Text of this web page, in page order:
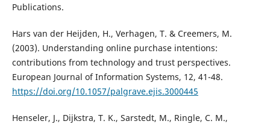
Publications.
Hars van der Heijden, H., Verhagen, T. & Creemers, M.
(2003). Understanding online purchase intentions:
contributions from technology and trust perspectives.
European Journal of Information Systems, 12, 41-48.
https://doi.org/10.1057/palgrave.ejis.3000445
Henseler, J., Dijkstra, T. K., Sarstedt, M., Ringle, C. M.,